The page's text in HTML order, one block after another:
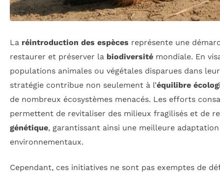
La réintroduction des espèces représente une
restaurer et préserver la biodiversité mondiale. En
populations animales ou végétales disparues dans
stratégie contribue non seulement à l’équilibre
de nombreux écosystèmes menacés. Les efforts
permettent de revitaliser des milieux fragilisés et de
génétique, garantissant ainsi une meilleure
environnementaux.
Cependant, ces initiatives ne sont pas exemptes de